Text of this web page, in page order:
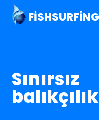
FISHSURFING
Sınırsız
balıkçılık